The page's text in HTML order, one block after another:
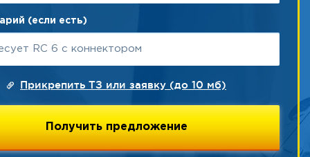
(если есть)
Прикрепить ТЗ или заявку (до 10 мб)